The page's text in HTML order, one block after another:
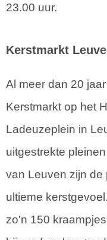
23.00 uur.
Kerstmarkt
Al meer dan 20
Kerstmarkt op het
Ladeuzeplein in
uitgestrekte
van Leuven zijn de
ultieme
zo'n 150